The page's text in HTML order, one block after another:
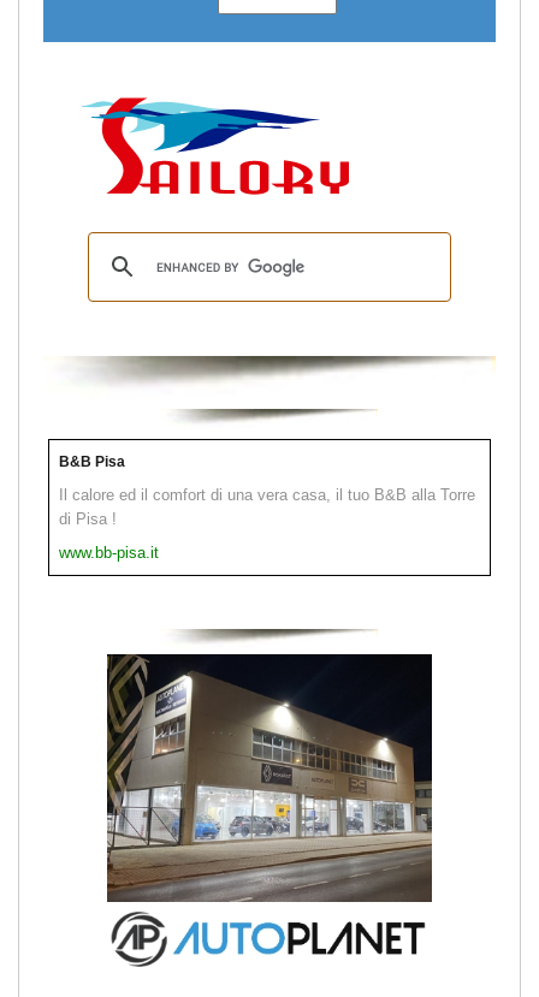
B&B Pisa
Il calore ed il comfort di una vera casa, il tuo B&B alla Torre
di Pisa !
www.bb-pisa.it